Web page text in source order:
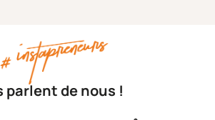
parlent de nous !